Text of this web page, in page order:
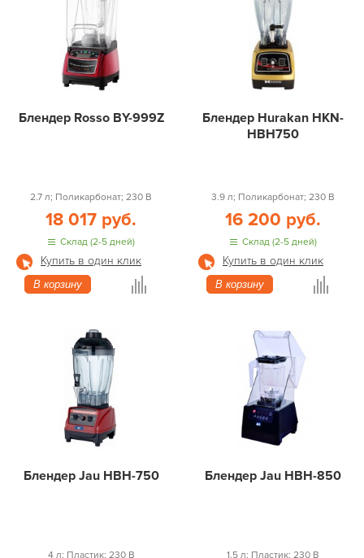
Блендер Rosso BY-999Z
2.7 л; Поликарбонат; 230 В
18 017 руб.
Склад (2-5 дней)
Купить в один клик
В корзину
Блендер Hurakan HKN-
HBH750
3.9 л; Поликарбонат; 230 В
16 200 руб.
Склад (2-5 дней)
Купить в один клик
В корзину
Блендер Jau HBH-750
4 л; Пластик; 230 В
Блендер Jau HBH-850
1.5 л; Пластик; 230 В